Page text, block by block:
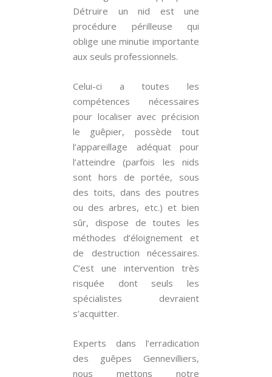
Détruire un nid est une
procédure périlleuse qui
oblige une minutie importante
aux seuls professionnels.
Celui-ci a toutes les
compétences nécessaires
pour localiser avec précision
le guêpier, possède tout
l’appareillage adéquat pour
l’atteindre (parfois les nids
sont hors de portée, sous
des toits, dans des poutres
ou des arbres, etc.) et bien
sûr, dispose de toutes les
méthodes d’éloignement et
de destruction nécessaires.
C’est une intervention très
risquée dont seuls les
spécialistes devraient
s’acquitter.
Experts dans l’erradication
des guêpes Gennevilliers,
nous mettons notre